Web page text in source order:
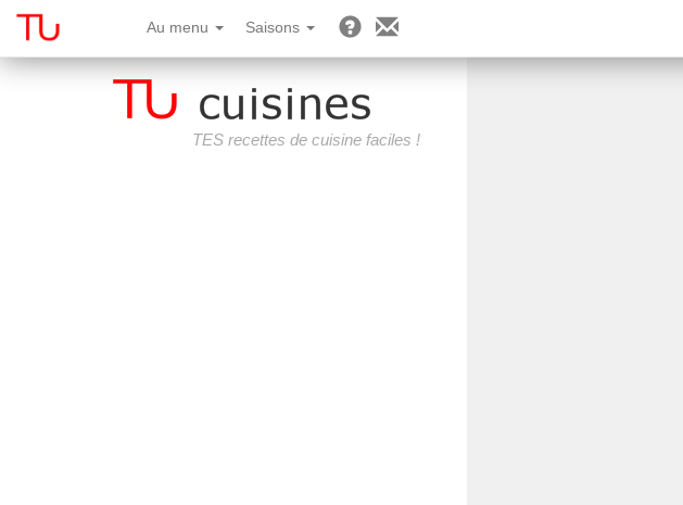
Au menu Saisons
TES recettes de cuisine faciles !